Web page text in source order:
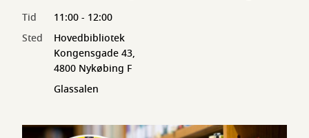
Tid
11:00 - 12:00
Sted
Hovedbibliotek
Kongensgade 43,
4800 Nykøbing F
Glassalen